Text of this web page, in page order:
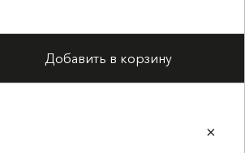
Добавить в корзину